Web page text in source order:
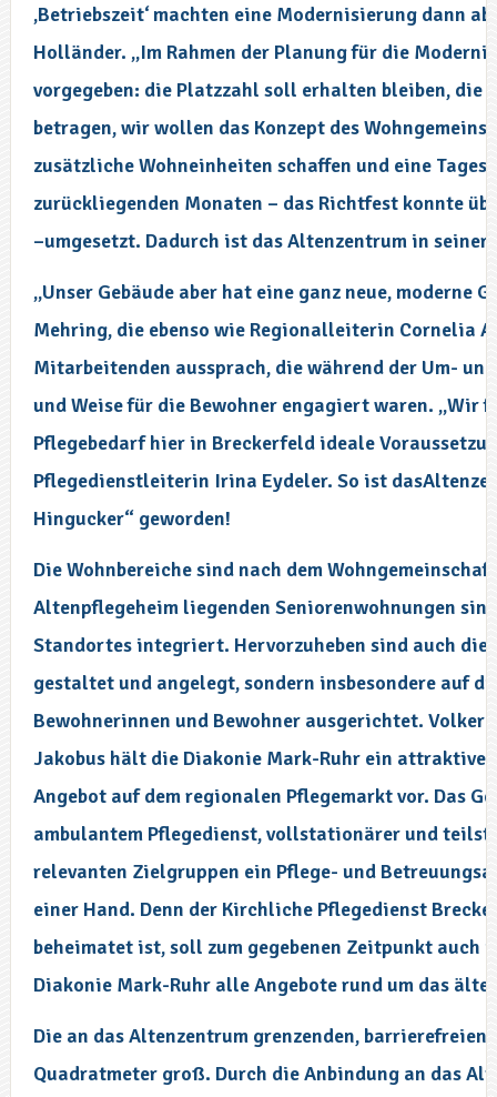
‚Betriebszeit‘ machten eine Modernisierung dann
Holländer. „Im Rahmen der Planung für die
vorgegeben: die Platzzahl soll erhalten bleiben, die
betragen, wir wollen das Konzept des
zusätzliche Wohneinheiten schaffen und eine
zurückliegenden Monaten – das Richtfest konnte
–umgesetzt. Dadurch ist das Altenzentrum in
„Unser Gebäude aber hat eine ganz neue, moderne
Mehring, die ebenso wie Regionalleiterin Cornelia
Mitarbeitenden aussprach, die während der Um-
und Weise für die Bewohner engagiert waren. „Wir
Pflegebedarf hier in Breckerfeld ideale
Pflegedienstleiterin Irina Eydeler. So ist
Hingucker“ geworden!
Die Wohnbereiche sind nach dem
Altenpflegeheim liegenden Seniorenwohnungen
Standortes integriert. Hervorzuheben sind auch
gestaltet und angelegt, sondern insbesondere auf
Bewohnerinnen und Bewohner ausgerichtet.
Jakobus hält die Diakonie Mark-Ruhr ein
Angebot auf dem regionalen Pflegemarkt vor. Das
ambulantem Pflegedienst, vollstationärer und
relevanten Zielgruppen ein Pflege- und
einer Hand. Denn der Kirchliche Pflegedienst
beheimatet ist, soll zum gegebenen Zeitpunkt auch
Diakonie Mark-Ruhr alle Angebote rund um das
Die an das Altenzentrum grenzenden, barrierefreien
Quadratmeter groß. Durch die Anbindung an das